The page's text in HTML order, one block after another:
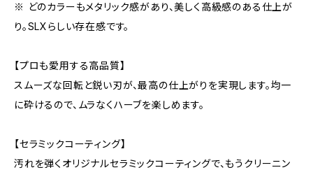
※ どのカラーもメタリック感があり、美しく高級感のある仕上が
り。SLXらしい存在感です。
【プロも愛用する高品質】
スムーズな回転と鋭い刃が、最高の仕上がりを実現します。均一
に砕けるので、ムラなくハーブを楽しめます。
【セラミックコーティング】
汚れを弾くオリジナルセラミックコーティングで、もうクリーニン